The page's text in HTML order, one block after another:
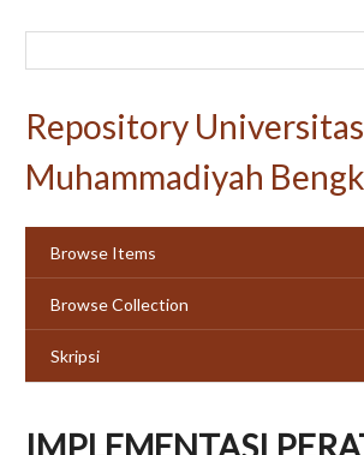
Repository Universitas
Muhammadiyah
Browse Items
Browse Collection
Skripsi
IMPLEMENTASI